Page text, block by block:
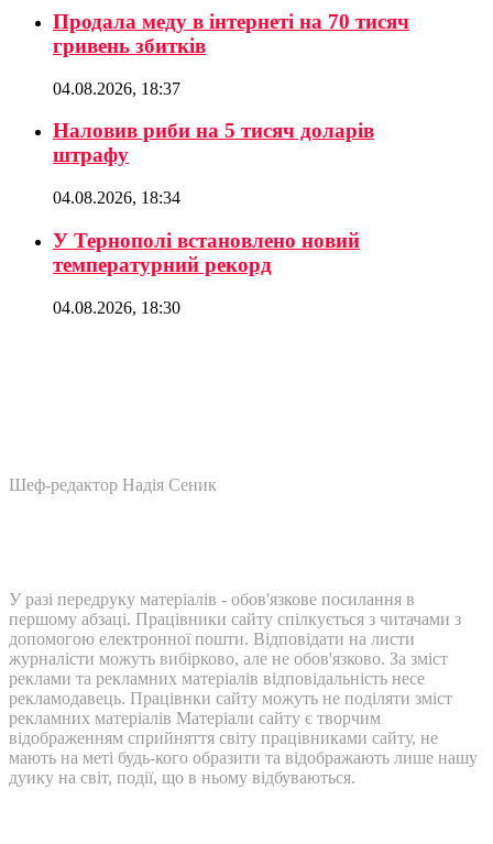
Продала меду в інтернеті на 70 тисяч
гривень збитків
04.08.2026, 18:37
Наловив риби на 5 тисяч доларів
штрафу
04.08.2026, 18:34
У Тернополі встановлено новий
температурний рекорд
04.08.2026, 18:30
Шеф-редактор Надія Сеник
У разі передруку матеріалів - обов'язкове посилання в
першому абзаці. Працівники сайту спілкується з читачами з
допомогою електронної пошти. Відповідати на листи
журналісти можуть вибірково, але не обов'язково. За зміст
реклами та рекламних матеріалів відповідальність несе
рекламодавець. Працівнки сайту можуть не поділяти зміст
рекламних матеріалів Матеріали сайту є творчим
відображенням сприйняття світу працівниками сайту, не
мають на меті будь-кого образити та відображають лише нашу
дуику на світ, події, що в ньому відбуваються.